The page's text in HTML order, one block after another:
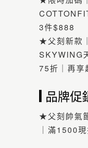
3件$888
★父刻新款｜
SKYWING
75折｜再享
品牌促
★父刻帥氣
｜滿1500